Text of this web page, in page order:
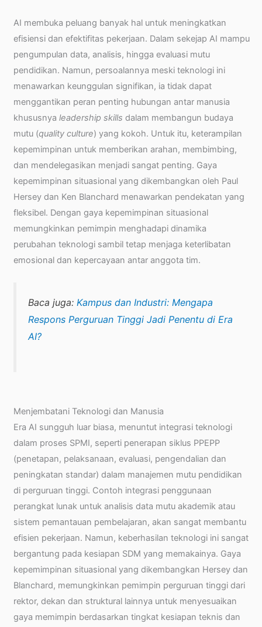
AI membuka peluang banyak hal untuk meningkatkan
efisiensi dan efektifitas pekerjaan. Dalam sekejap AI mampu
pengumpulan data, analisis, hingga evaluasi mutu
pendidikan. Namun, persoalannya meski teknologi ini
menawarkan keunggulan signifikan, ia tidak dapat
menggantikan peran penting hubungan antar manusia
khususnya leadership skills dalam membangun budaya
mutu (quality culture) yang kokoh. Untuk itu, keterampilan
kepemimpinan untuk memberikan arahan, membimbing,
dan mendelegasikan menjadi sangat penting. Gaya
kepemimpinan situasional yang dikembangkan oleh Paul
Hersey dan Ken Blanchard menawarkan pendekatan yang
fleksibel. Dengan gaya kepemimpinan situasional
memungkinkan pemimpin menghadapi dinamika
perubahan teknologi sambil tetap menjaga keterlibatan
emosional dan kepercayaan antar anggota tim.
Baca juga: Kampus dan Industri: Mengapa
Respons Perguruan Tinggi Jadi Penentu di Era
AI?
Menjembatani Teknologi dan Manusia
Era AI sungguh luar biasa, menuntut integrasi teknologi
dalam proses SPMI, seperti penerapan siklus PPEPP
(penetapan, pelaksanaan, evaluasi, pengendalian dan
peningkatan standar) dalam manajemen mutu pendidikan
di perguruan tinggi. Contoh integrasi penggunaan
perangkat lunak untuk analisis data mutu akademik atau
sistem pemantauan pembelajaran, akan sangat membantu
efisien pekerjaan. Namun, keberhasilan teknologi ini sangat
bergantung pada kesiapan SDM yang memakainya. Gaya
kepemimpinan situasional yang dikembangkan Hersey dan
Blanchard, memungkinkan pemimpin perguruan tinggi dari
rektor, dekan dan struktural lainnya untuk menyesuaikan
gaya memimpin berdasarkan tingkat kesiapan teknis dan